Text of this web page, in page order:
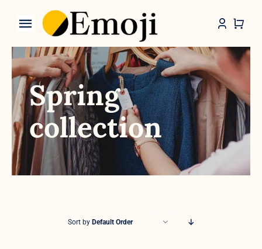
Toggle
Navigation
Categories
Spring
collection
Sort by Default Order